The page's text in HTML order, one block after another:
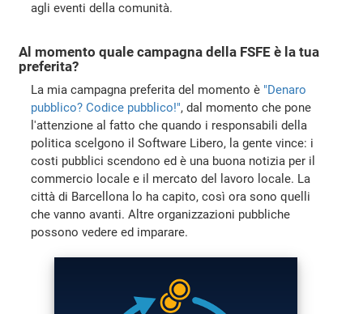
agli eventi della comunità.
Al momento quale campagna della FSFE è la tua
preferita?
La mia campagna preferita del momento è "Denaro
pubblico? Codice pubblico!", dal momento che pone
l'attenzione al fatto che quando i responsabili della
politica scelgono il Software Libero, la gente vince: i
costi pubblici scendono ed è una buona notizia per il
commercio locale e il mercato del lavoro locale. La
città di Barcellona lo ha capito, così ora sono quelli
che vanno avanti. Altre organizzazioni pubbliche
possono vedere ed imparare.